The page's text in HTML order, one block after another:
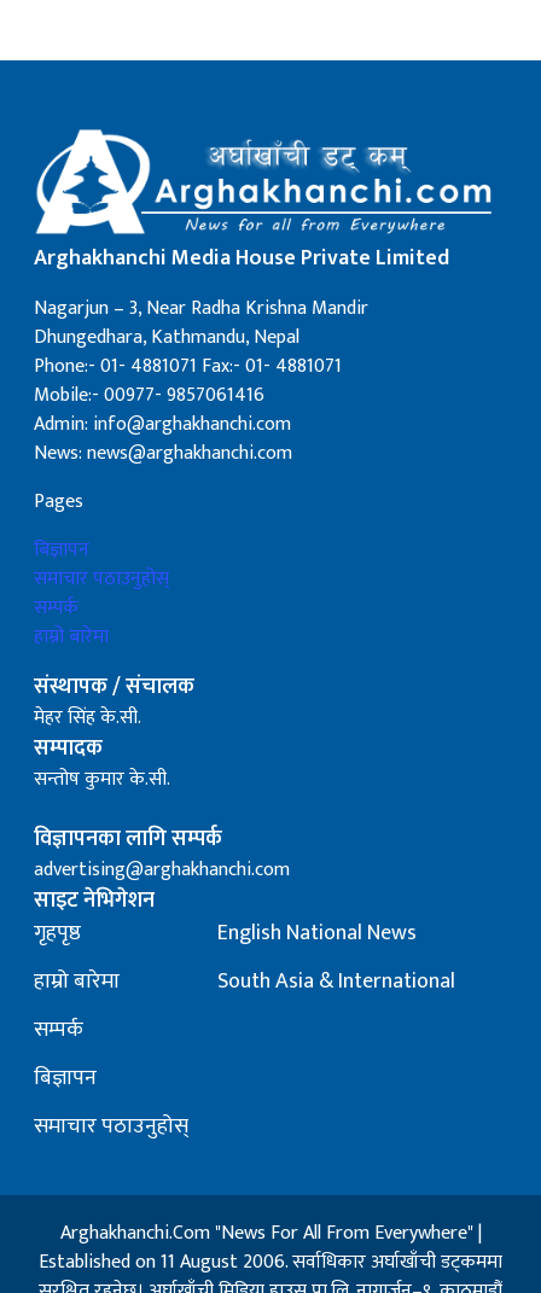
Arghakhanchi Media House Private Limited
Nagarjun – 3, Near Radha Krishna Mandir
Dhungedhara, Kathmandu, Nepal
Phone:- 01- 4881071 Fax:- 01- 4881071
Mobile:- 00977- 9857061416
Admin: info@arghakhanchi.com
News: news@arghakhanchi.com
Pages
बिज्ञापन
समाचार पठाउनुहोस्
सम्पर्क
हाम्रो बारेमा
संस्थापक / संचालक
मेहर सिंह के.सी.
सम्पादक
सन्तोष कुमार के.सी.
विज्ञापनका लागि सम्पर्क
advertising@arghakhanchi.com
साइट नेभिगेशन
गृहपृष्ठ
हाम्रो बारेमा
सम्पर्क
बिज्ञापन
समाचार पठाउनुहोस्
English National News
South Asia & International
Arghakhanchi.Com "News For All From Everywhere" |
Established on 11 August 2006. सर्वाधिकार अर्घाखाँची डट्कममा